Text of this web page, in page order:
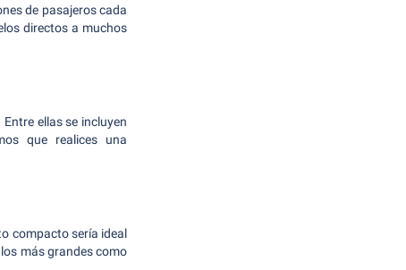
de pasajeros cada
directos a muchos
ellas se incluyen
que realices una
compacto sería ideal
más grandes como